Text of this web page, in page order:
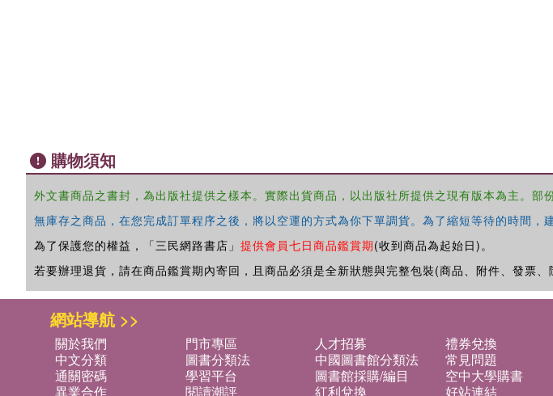
購物須知
外文書商品之書封，為出版社提供之樣本。實際出貨商品，以出版社所提供之現有版本為主。部
無庫存之商品，在您完成訂單程序之後，將以空運的方式為你下單調貨。為了縮短等待的時間
為了保護您的權益，「三民網路書店」 提供會員七日商品鑑賞期(收到商品為起始日)。
若要辦理退貨，請在商品鑑賞期內寄回，且商品必須是全新狀態與完整包裝(商品、附件、發票、
網站導航 >>
關於我們 門市專區 人才招募 禮券兌換
中文分類
圖書分類法 中國圖書館分類法 常見問題
通關密碼
學習平台 圖書館採購/編目 空中大學購書
異業合作
閱讀潮評 紅利兌換 好站連結